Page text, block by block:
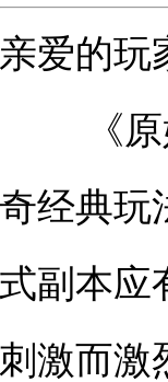
亲爱的玩
《原始
奇经典玩
式副本应
刺激而激